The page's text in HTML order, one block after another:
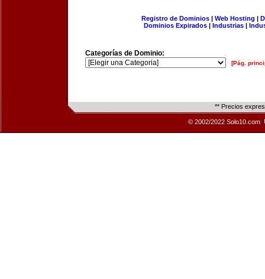
Registro de Dominios| Web Hosting |
Dominios Expirados | Industrias |
Categorías de Dominio:
[Pág.
** Precios
© 2002/2022 Solo10.com